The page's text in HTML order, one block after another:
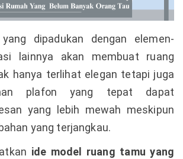
dipadukan dengan elemen-
lainnya akan membuat ruang
hanya terlihat elegan tetapi juga
plafon yang tepat dapat
yang lebih mewah meskipun
yang terjangkau.
ide model ruang tamu yang